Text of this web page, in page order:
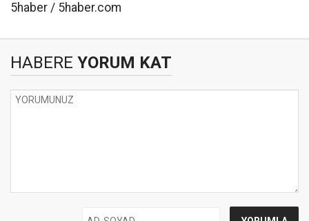
5haber / 5haber.com
HABERE YORUM KAT